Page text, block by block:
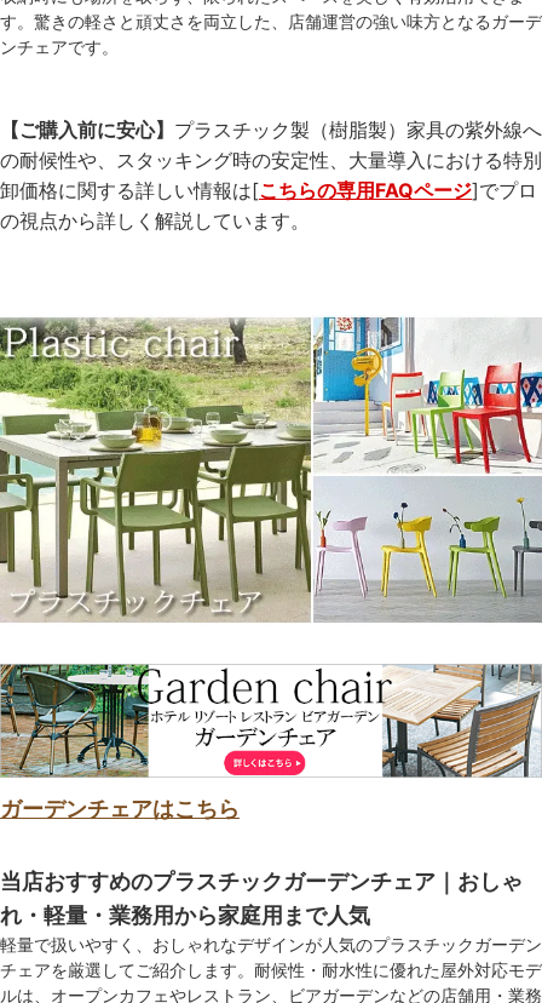
す。驚きの軽さと頑丈さを両立した、店舗運営の強い味方となるガーデ
ンチェアです。
【ご購入前に安心】 プラスチック製（樹脂製）家具の紫外線へ
の耐候性や、スタッキング時の安定性、大量導入における特別
卸価格に関する詳しい情報は[こちらの専用FAQページ]でプロ
の視点から詳しく解説しています。
ガーデンチェアはこちら
当店おすすめのプラスチックガーデンチェア｜おしゃ
れ・軽量・業務用から家庭用まで人気
軽量で扱いやすく、おしゃれなデザインが人気のプラスチックガーデン
チェアを厳選してご紹介します。耐候性・耐水性に優れた屋外対応モデ
ルは、オープンカフェやレストラン、ビアガーデンなどの店舗用・業務